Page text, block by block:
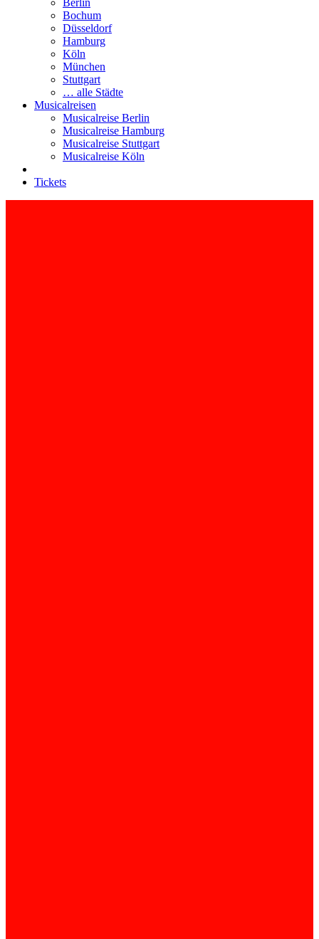
Berlin
Bochum
Düsseldorf
Hamburg
Köln
München
Stuttgart
… alle Städte
Musicalreisen
Musicalreise Berlin
Musicalreise Hamburg
Musicalreise Stuttgart
Musicalreise Köln
Tickets